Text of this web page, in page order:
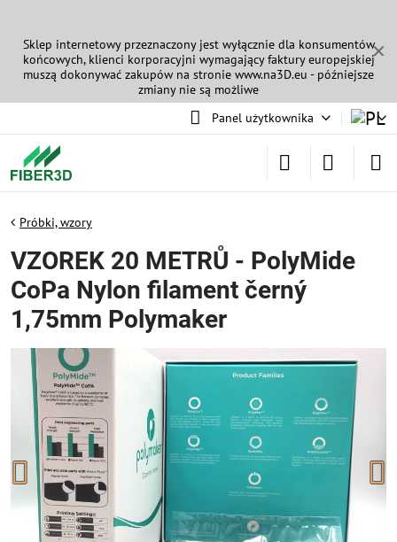
✕
Sklep internetowy przeznaczony jest wyłącznie dla konsumentów
końcowych, klienci korporacyjni wymagający faktury europejskiej
muszą dokonywać zakupów na stronie www.na3D.eu - późniejsze
zmiany nie są możliwe
Panel użytkownika
Próbki, wzory
VZOREK 20 METRŮ - PolyMide
CoPa Nylon filament černý
1,75mm Polymaker